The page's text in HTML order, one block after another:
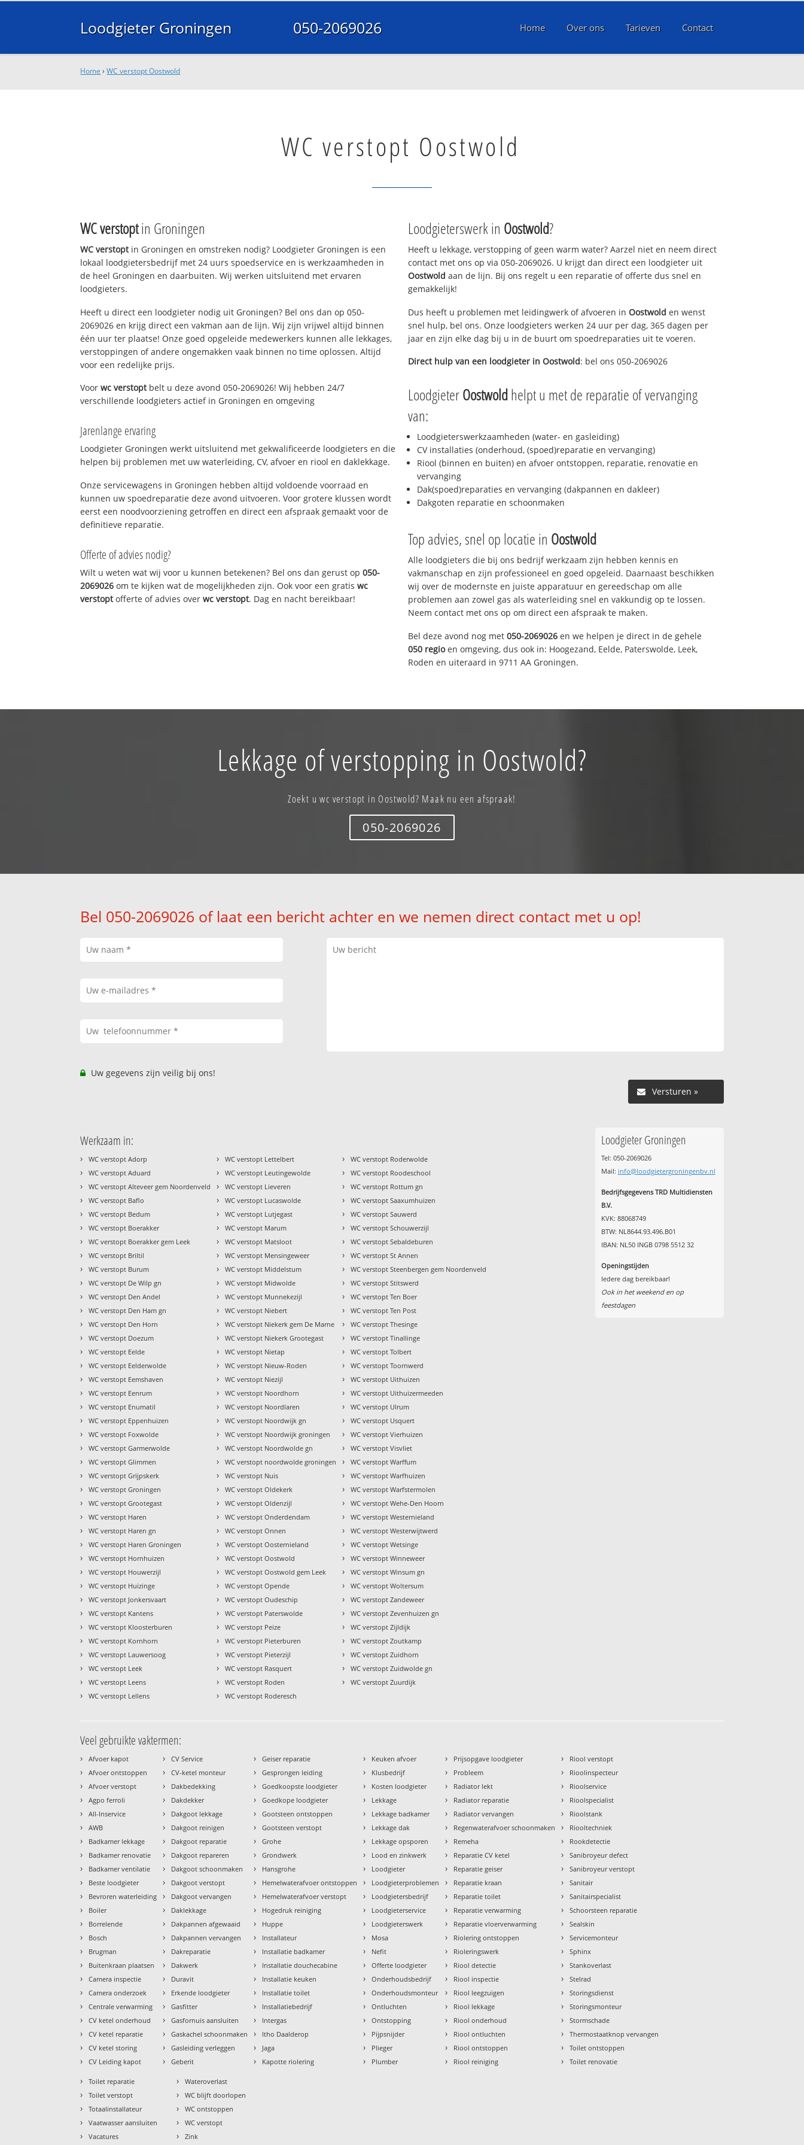
Loodgieter Groningen 050-2069026 Home Over ons Tarieven Contact
Home ›WC verstopt Oostwold
WC verstopt Oostwold
WC verstoptin Groningen
WC verstoptin Groningen en omstreken nodig? Loodgieter Groningen is een
lokaal loodgietersbedrijf met 24 uurs spoedservice en is werkzaamheden in
de heel Groningen en daarbuiten. Wij werken uitsluitend met ervaren
loodgieters.
Heeft u direct een loodgieter nodig uit Groningen? Bel ons dan op 050-
2069026 en krijg direct een vakman aan de lijn. Wij zijn vrijwel altijd binnen
één uur ter plaatse! Onze goed opgeleide medewerkers kunnen alle lekkages,
verstoppingen of andere ongemakken vaak binnen no time oplossen. Altijd
voor een redelijke prijs.
Voorwc verstoptbelt u deze avond 050-2069026! Wij hebben 24/7
verschillende loodgieters actief in Groningen en omgeving
Jarenlange ervaring
Loodgieter Groningen werkt uitsluitend met gekwalificeerde loodgieters en die
helpen bij problemen met uw waterleiding, CV, afvoer en riool en daklekkage.
Onze servicewagens in Groningen hebben altijd voldoende voorraad en
kunnen uw spoedreparatie deze avond uitvoeren. Voor grotere klussen wordt
eerst een noodvoorziening getroffen en direct een afspraak gemaakt voor de
definitieve reparatie.
Offerte of advies nodig?
Wilt u weten wat wij voor u kunnen betekenen? Bel ons dan gerust op050-
2069026 om te kijken wat de mogelijkheden zijn. Ook voor een gratiswc
verstoptofferte of advies overwc verstopt. Dag en nacht bereikbaar!
Loodgieterswerk in Oostwold?
Heeft u lekkage, verstopping of geen warm water? Aarzel niet en neem direct
contact met ons op via 050-2069026. U krijgt dan direct een loodgieter uit
Oostwold aan de lijn. Bij ons regelt u een reparatie of offerte dus snel en
gemakkelijk!
Dus heeft u problemen met leidingwerk of afvoeren in Oostwold en wenst
snel hulp, bel ons. Onze loodgieters werken 24 uur per dag, 365 dagen per
jaar en zijn elke dag bij u in de buurt om spoedreparaties uit te voeren.
Direct hulp van een loodgieter in Oostwold: bel ons 050-2069026
LoodgieterOostwoldhelpt u met de reparatie of vervanging
van:
Loodgieterswerkzaamheden (water- en gasleiding)
CV installaties (onderhoud, (spoed)reparatie en vervanging)
Riool (binnen en buiten) en afvoer ontstoppen, reparatie, renovatie en
vervanging
Dak(spoed)reparaties en vervanging (dakpannen en dakleer)
Dakgoten reparatie en schoonmaken
Top advies, snel op locatie in Oostwold
Alle loodgieters die bij ons bedrijf werkzaam zijn hebben kennis en
vakmanschap en zijn professioneel en goed opgeleid. Daarnaast beschikken
wij over de modernste en juiste apparatuur en gereedschap om alle
problemen aan zowel gas als waterleiding snel en vakkundig op te lossen.
Neem contact met ons op om direct een afspraak te maken.
Bel deze avond nog met 050-2069026 en we helpen je direct in de gehele
050 regioen omgeving, dus ook in: Hoogezand, Eelde, Paterswolde, Leek,
Roden en uiteraard in 9711 AA Groningen.
Lekkage of verstopping in Oostwold?
Zoekt u wc verstopt in Oostwold? Maak nu een afspraak!
050-2069026
Bel 050-2069026 of laat een bericht achter en we nemen direct contact met u op!
Uw gegevens zijn veilig bij ons!
Versturen »
Werkzaam in:
› WC verstopt Adorp
› WC verstopt Aduard
› WC verstopt Alteveer gem Noordenveld
› WC verstopt Baflo
› WC verstopt Bedum
› WC verstopt Boerakker
› WC verstopt Boerakker gem Leek
› WC verstopt Briltil
› WC verstopt Burum
› WC verstopt De Wilp gn
› WC verstopt Den Andel
› WC verstopt Den Ham gn
› WC verstopt Den Horn
› WC verstopt Doezum
› WC verstopt Eelde
› WC verstopt Eelderwolde
› WC verstopt Eemshaven
› WC verstopt Eenrum
› WC verstopt Enumatil
› WC verstopt Eppenhuizen
› WC verstopt Foxwolde
› WC verstopt Garmerwolde
› WC verstopt Glimmen
› WC verstopt Grijpskerk
› WC verstopt Groningen
› WC verstopt Grootegast
› WC verstopt Haren
› WC verstopt Haren gn
› WC verstopt Haren Groningen
› WC verstopt Hornhuizen
› WC verstopt Houwerzijl
› WC verstopt Huizinge
› WC verstopt Jonkersvaart
› WC verstopt Kantens
› WC verstopt Kloosterburen
› WC verstopt Kornhorn
› WC verstopt Lauwersoog
› WC verstopt Leek
› WC verstopt Leens
› WC verstopt Lellens
› WC verstopt Lettelbert
› WC verstopt Leutingewolde
› WC verstopt Lieveren
› WC verstopt Lucaswolde
› WC verstopt Lutjegast
› WC verstopt Marum
› WC verstopt Matsloot
› WC verstopt Mensingeweer
› WC verstopt Middelstum
› WC verstopt Midwolde
› WC verstopt Munnekezijl
› WC verstopt Niebert
› WC verstopt Niekerk gem De Marne
› WC verstopt Niekerk Grootegast
› WC verstopt Nietap
› WC verstopt Nieuw-Roden
› WC verstopt Niezijl
› WC verstopt Noordhorn
› WC verstopt Noordlaren
› WC verstopt Noordwijk gn
› WC verstopt Noordwijk groningen
› WC verstopt Noordwolde gn
› WC verstopt noordwolde groningen
› WC verstopt Nuis
› WC verstopt Oldekerk
› WC verstopt Oldenzijl
› WC verstopt Onderdendam
› WC verstopt Onnen
› WC verstopt Oosternieland
› WC verstopt Oostwold
› WC verstopt Oostwold gem Leek
› WC verstopt Opende
› WC verstopt Oudeschip
› WC verstopt Paterswolde
› WC verstopt Peize
› WC verstopt Pieterburen
› WC verstopt Pieterzijl
› WC verstopt Rasquert
› WC verstopt Roden
› WC verstopt Roderesch
› WC verstopt Roderwolde
› WC verstopt Roodeschool
› WC verstopt Rottum gn
› WC verstopt Saaxumhuizen
› WC verstopt Sauwerd
› WC verstopt Schouwerzijl
› WC verstopt Sebaldeburen
› WC verstopt St Annen
› WC verstopt Steenbergen gem Noordenveld
› WC verstopt Stitswerd
› WC verstopt Ten Boer
› WC verstopt Ten Post
› WC verstopt Thesinge
› WC verstopt Tinallinge
› WC verstopt Tolbert
› WC verstopt Toornwerd
› WC verstopt Uithuizen
› WC verstopt Uithuizermeeden
› WC verstopt Ulrum
› WC verstopt Usquert
› WC verstopt Vierhuizen
› WC verstopt Visvliet
› WC verstopt Warffum
› WC verstopt Warfhuizen
› WC verstopt Warfstermolen
› WC verstopt Wehe-Den Hoorn
› WC verstopt Westernieland
› WC verstopt Westerwijtwerd
› WC verstopt Wetsinge
› WC verstopt Winneweer
› WC verstopt Winsum gn
› WC verstopt Woltersum
› WC verstopt Zandeweer
› WC verstopt Zevenhuizen gn
› WC verstopt Zijldijk
› WC verstopt Zoutkamp
› WC verstopt Zuidhorn
› WC verstopt Zuidwolde gn
› WC verstopt Zuurdijk
Loodgieter Groningen
Tel: 050-2069026
Mail: info@loodgietergroningenbv.nl
Bedrijfsgegevens TRD Multidiensten
B.V.
KVK: 88068749
BTW: NL8644.93.496.B01
IBAN: NL50 INGB 0798 5512 32
Openingstijden
Iedere dag bereikbaar!
Ook in het weekend en op
feestdagen
Veel gebruikte vaktermen:
› Afvoer kapot
› Afvoer ontstoppen
› Afvoer verstopt
› Agpo ferroli
› All-Inservice
› AWB
› Badkamer lekkage
› Badkamer renovatie
› Badkamer ventilatie
› Beste loodgieter
› Bevroren waterleiding
› Boiler
› Borrelende
› Bosch
› Brugman
› Buitenkraan plaatsen
› Camera inspectie
› Camera onderzoek
› Centrale verwarming
› CV ketel onderhoud
› CV ketel reparatie
› CV ketel storing
› CV Leiding kapot
› CV Service
› CV-ketel monteur
› Dakbedekking
› Dakdekker
› Dakgoot lekkage
› Dakgoot reinigen
› Dakgoot reparatie
› Dakgoot repareren
› Dakgoot schoonmaken
› Dakgoot verstopt
› Dakgoot vervangen
› Daklekkage
› Dakpannen afgewaaid
› Dakpannen vervangen
› Dakreparatie
› Dakwerk
› Duravit
› Erkende loodgieter
› Gasfitter
› Gasfornuis aansluiten
› Gaskachel schoonmaken
› Gasleiding verleggen
› Geberit
› Geiser reparatie
› Gesprongen leiding
› Goedkoopste loodgieter
› Goedkope loodgieter
› Gootsteen ontstoppen
› Gootsteen verstopt
› Grohe
› Grondwerk
› Hansgrohe
› Hemelwaterafvoer ontstoppen
› Hemelwaterafvoer verstopt
› Hogedruk reiniging
› Huppe
› Installateur
› Installatie badkamer
› Installatie douchecabine
› Installatie keuken
› Installatie toilet
› Installatiebedrijf
› Intergas
› Itho Daalderop
› Jaga
› Kapotte riolering
› Keuken afvoer
› Klusbedrijf
› Kosten loodgieter
› Lekkage
› Lekkage badkamer
› Lekkage dak
› Lekkage opsporen
› Lood en zinkwerk
› Loodgieter
› Loodgieterproblemen
› Loodgietersbedrijf
› Loodgieterservice
› Loodgieterswerk
› Mosa
› Nefit
› Offerte loodgieter
› Onderhoudsbedrijf
› Onderhoudsmonteur
› Ontluchten
› Ontstopping
› Pijpsnijder
› Plieger
› Plumber
› Prijsopgave loodgieter
› Probleem
› Radiator lekt
› Radiator reparatie
› Radiator vervangen
› Regenwaterafvoer schoonmaken
› Remeha
› Reparatie CV ketel
› Reparatie geiser
› Reparatie kraan
› Reparatie toilet
› Reparatie verwarming
› Reparatie vloerverwarming
› Riolering ontstoppen
› Rioleringswerk
› Riool detectie
› Riool inspectie
› Riool leegzuigen
› Riool lekkage
› Riool onderhoud
› Riool ontluchten
› Riool ontstoppen
› Riool reiniging
› Riool verstopt
› Rioolinspecteur
› Rioolservice
› Rioolspecialist
› Rioolstank
› Riooltechniek
› Rookdetectie
› Sanibroyeur defect
› Sanibroyeur verstopt
› Sanitair
› Sanitairspecialist
› Schoorsteen reparatie
› Sealskin
› Servicemonteur
› Sphinx
› Stankoverlast
› Stelrad
› Storingsdienst
› Storingsmonteur
› Stormschade
› Thermostaatknop vervangen
› Toilet ontstoppen
› Toilet renovatie
› Toilet reparatie
› Toilet verstopt
› Totaalinstallateur
› Vaatwasser aansluiten
› Vacatures
› Wateroverlast
› WC blijft doorlopen
› WC ontstoppen
› WC verstopt
› Zink